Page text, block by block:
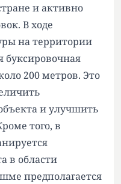
и активно
В ходе
на территории
буксировочная
200 метров. Это
и улучшить
того, в
в области
предполагается